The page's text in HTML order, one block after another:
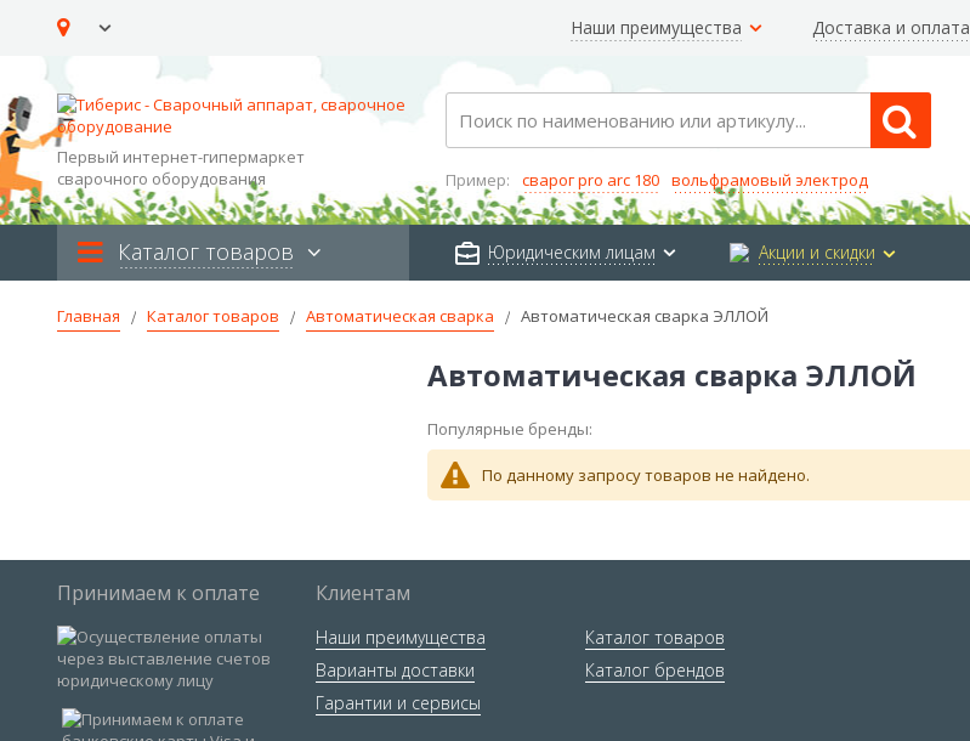
Наши преимущества Доставка и оплата
Первый интернет-гипермаркет
сварочного оборудования
Search
Пример: сварог pro arc 180 вольфрамовый электрод
Каталог товаров Юридическим лицам Акции и скидки
Главная Каталог товаров Автоматическая сварка Автоматическая сварка ЭЛЛОЙ
Автоматическая сварка ЭЛЛОЙ
Популярные бренды:
По данному запросу товаров не найдено.
Принимаем к оплате Клиентам
Наши преимущества
Варианты доставки
Гарантии и сервисы
Каталог товаров
Каталог брендов